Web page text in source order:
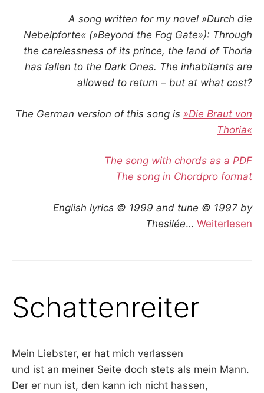
A song written for my novel »Durch die
Nebelpforte« (»Beyond the Fog Gate»): Through
the carelessness of its prince, the land of Thoria
has fallen to the Dark Ones. The inhabitants are
allowed to return – but at what cost?
The German version of this song is »Die Braut von
Thoria«
The song with chords as a PDF
The song in Chordpro format
English lyrics © 1999 and tune © 1997 by
Thesilée… Weiterlesen
Schattenreiter
Mein Liebster, er hat mich verlassen
und ist an meiner Seite doch stets als mein Mann.
Der er nun ist, den kann ich nicht hassen,